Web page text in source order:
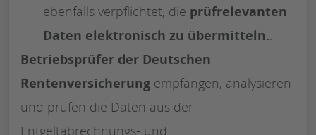
ebenfalls verpflichtet, die prüfrelevanten
Daten elektronisch zu übermitteln..
Betriebsprüfer der Deutschen
Rentenversicherung empfangen, analysieren
und prüfen die Daten aus der
Entgeltabrechnungs- und